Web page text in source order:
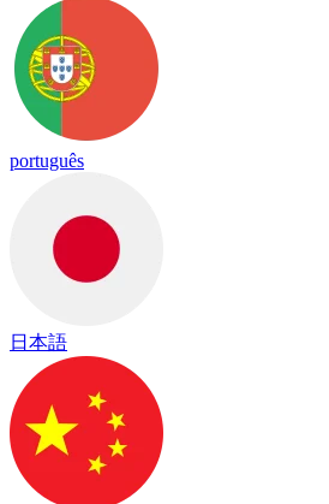
português
日本語